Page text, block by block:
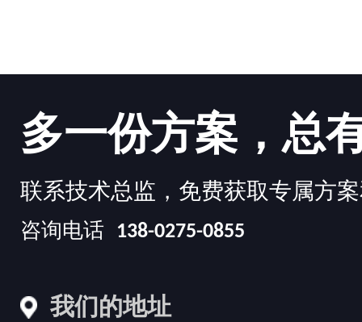
多一份方案，总
联系技术总监，免费获取专属方
咨询电话 138-0275-0855
我们的地址